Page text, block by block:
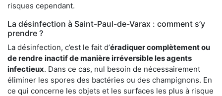
risques cependant.
La désinfection à Saint-Paul-de-Varax : comment s’y
prendre ?
La désinfection, c’est le fait d’éradiquer complètement ou
de rendre inactif de manière irréversible les agents
infectieux. Dans ce cas, nul besoin de nécessairement
éliminer les spores des bactéries ou des champignons. En
ce qui concerne les objets et les surfaces les plus à risque